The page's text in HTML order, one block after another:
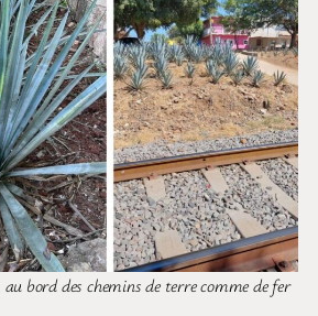
bord des chemins de terre comme de fer